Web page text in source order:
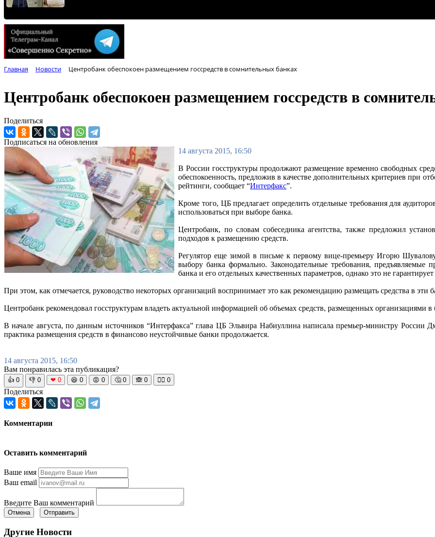
Главная Новости Центробанк обеспокоен размещением госсредств в сомнительных банках
Центробанк обеспокоен размещением госсредств в
Поделиться
Подписаться на обновления
14 августа 2015, 16:50
В России госструктуры продолжают размещение временно свободных
обеспокоенность, предложив в качестве дополнительных критериев при
рейтинги, сообщает “Интерфакс”.
Кроме того, ЦБ предлагает определить отдельные требования для
использоваться при выборе банка.
Центробанк, по словам собеседника агентства, также предложил
подходов к размещению средств.
Регулятор еще зимой в письме к первому вице-премьеру Игорю
выбору банка формально. Законодательные требования, предъявляемые
банка и его отдельных качественных параметров, однако это не
При этом, как отмечается, руководство некоторых организаций воспринимает это как рекомендацию размещать средства в эти
Центробанк рекомендовал госструктурам владеть актуальной информацией об объемах средств, размещенных организациями
В начале августа, по данным источников “Интерфакса” глава ЦБ Эльвира Набиуллина написала премьер-министру России
практика размещения средств в финансово неустойчивые банки продолжается.
14 августа 2015, 16:50
Вам понравилась эта публикация?
👍 0 👎 0 ❤ 0 😆 0 😡 0 🤔 0 🙈 0 🧘‍♀️ 0
Поделиться
Комментарии
Оставить комментарий
Ваше имя
Ваш email
Введите Ваш комментарий
Отмена Отправить
Другие Новости